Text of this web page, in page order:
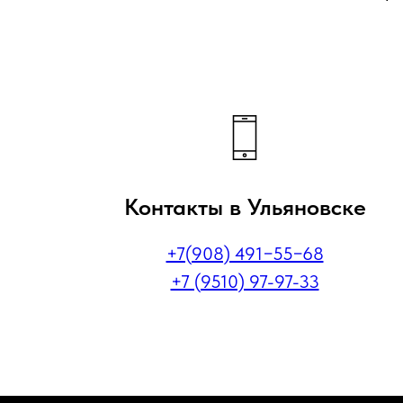
Контакты в Ульяновске
+7(908) 491−55−68
+7 (9510) 97-97-33